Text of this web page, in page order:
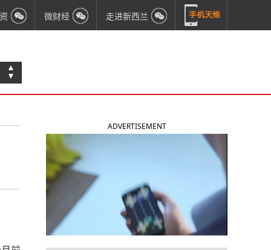
微财经 走进新西兰
▲
▼
ADVERTISEMENT